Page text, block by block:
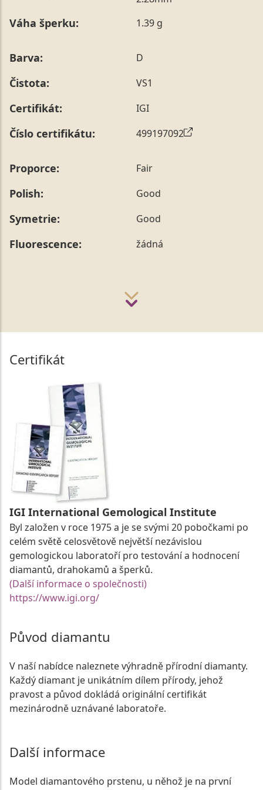
sdělit během jejího telefonického ověření, které z naší
Pro sdělení skladové velikosti tohoto konkrétního
Váha šperku: 1.39 g
Barva: D
Čistota: VS1
Certifikát: IGI
Číslo certifikátu: 499197092
Proporce: Fair
Polish: Good
Symetrie: Good
Fluorescence: žádná
Certifikát
IGI International Gemological Institute
Byl založen v roce 1975 a je se svými 20 pobočkami po
celém světě celosvětově největší nezávislou
gemologickou laboratoří pro testování a hodnocení
diamantů, drahokamů a šperků.
(Další informace o společnosti)
https://www.igi.org/
Původ diamantu
V naší nabídce naleznete výhradně přírodní diamanty.
Každý diamant je unikátním dílem přírody, jehož
pravost a původ dokládá originální certifikát
mezinárodně uznávané laboratoře.
Další informace
Model diamantového prstenu, u něhož je na první